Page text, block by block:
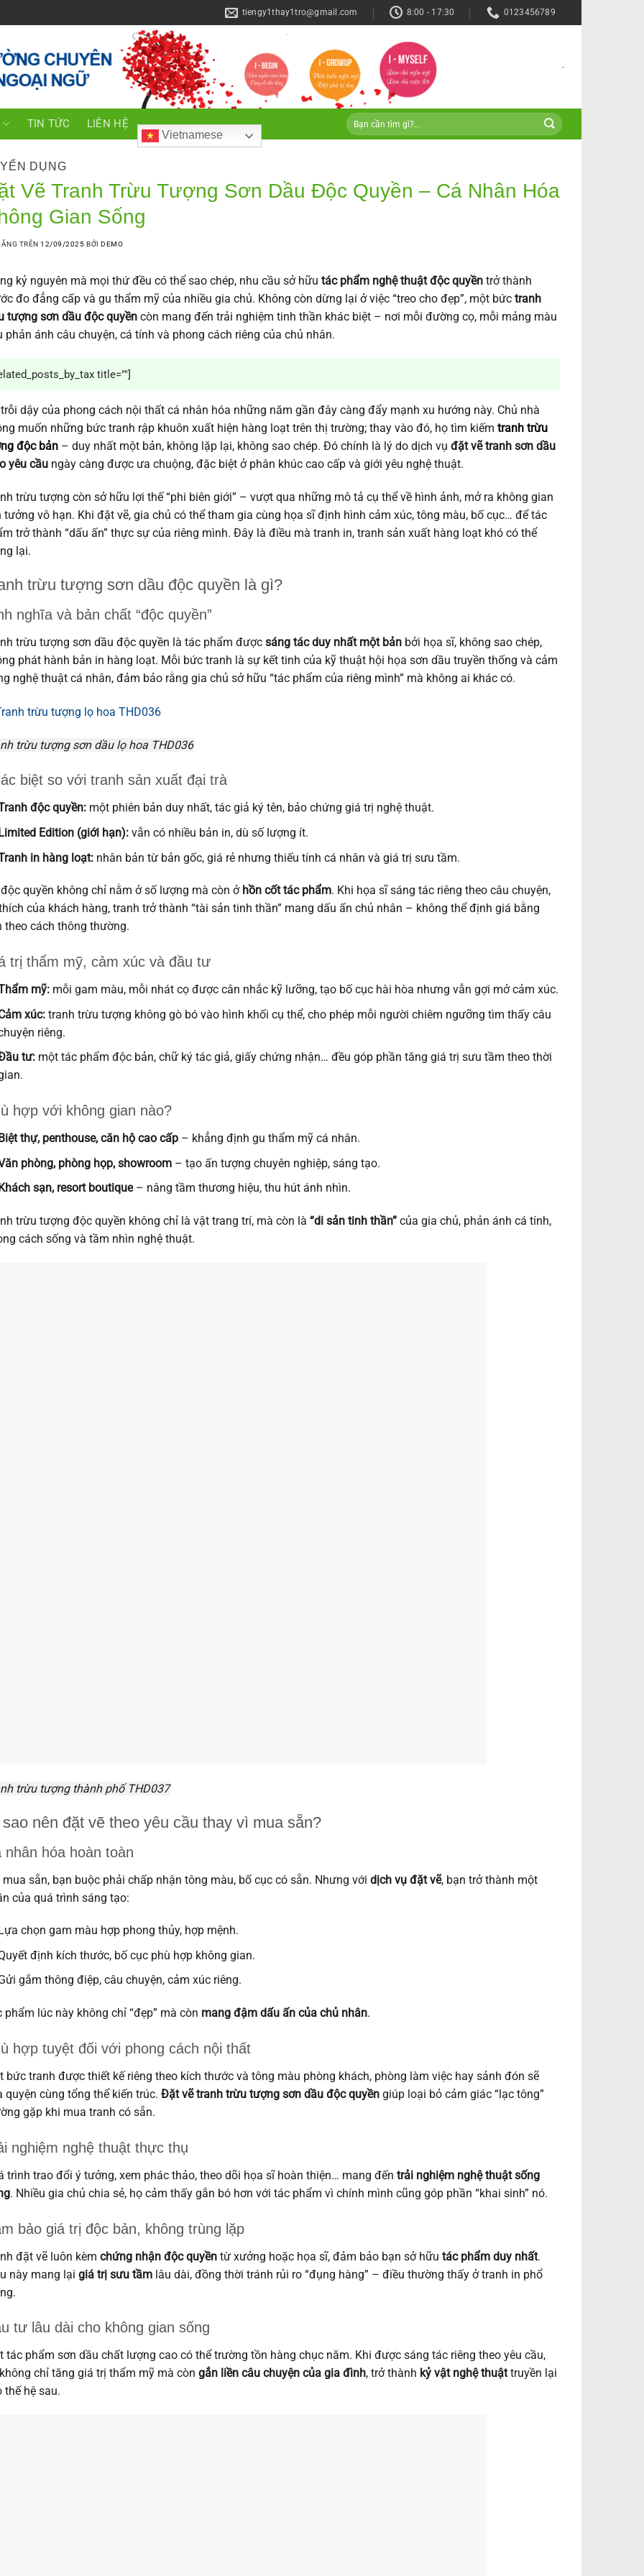
tiengy1thay1tro@gmail.com 8:00 - 17:30 0123456789
-
TIN TỨC LIÊN HỆ
Vietnamese
DỤNG
Vẽ Tranh Trừu Tượng Sơn Dầu Độc Quyền – Cá Nhân Hóa
Gian Sống
TRÊN12/09/2025 BỞIDEMO
kỷ nguyên mà mọi thứ đều có thể sao chép, nhu cầu sở hữu tác phẩm nghệ thuật độc quyềntrở thành
đo đẳng cấp và gu thẩm mỹ của nhiều gia chủ. Không còn dừng lại ở việc “treo cho đẹp”, một bức tranh
tượng sơn dầu độc quyềncòn mang đến trải nghiệm tinh thần khác biệt – nơi mỗi đường cọ, mỗi mảng màu
phản ánh câu chuyện, cá tính và phong cách riêng của chủ nhân.
title=""]
dậy của phong cách nội thất cá nhân hóa những năm gần đây càng đẩy mạnh xu hướng này. Chủ nhà
muốn những bức tranh rập khuôn xuất hiện hàng loạt trên thị trường; thay vào đó, họ tìm kiếm tranh trừu
độc bản – duy nhất một bản, không lặp lại, không sao chép. Đó chính là lý do dịch vụ đặt vẽ tranh sơn dầu
yêu cầungày càng được ưa chuộng, đặc biệt ở phân khúc cao cấp và giới yêu nghệ thuật.
trừu tượng còn sở hữu lợi thế “phi biên giới” – vượt qua những mô tả cụ thể về hình ảnh, mở ra không gian
tưởng vô hạn. Khi đặt vẽ, gia chủ có thể tham gia cùng họa sĩ định hình cảm xúc, tông màu, bố cục… để tác
trở thành “dấu ấn” thực sự của riêng mình. Đây là điều mà tranh in, tranh sản xuất hàng loạt khó có thể
lại.
trừu tượng sơn dầu độc quyền là gì?
nghĩa và bản chất “độc quyền”
trừu tượng sơn dầu độc quyền là tác phẩm được sáng tác duy nhất một bảnbởi họa sĩ, không sao chép,
phát hành bản in hàng loạt. Mỗi bức tranh là sự kết tinh của kỹ thuật hội họa sơn dầu truyền thống và cảm
nghệ thuật cá nhân, đảm bảo rằng gia chủ sở hữu “tác phẩm của riêng mình” mà không ai khác có.
trừu tượng sơn dầu lọ hoa THD036
biệt so với tranh sản xuất đại trà
độc quyền: một phiên bản duy nhất, tác giả ký tên, bảo chứng giá trị nghệ thuật.
Edition (giới hạn): vẫn có nhiều bản in, dù số lượng ít.
in hàng loạt: nhân bản từ bản gốc, giá rẻ nhưng thiếu tính cá nhân và giá trị sưu tầm.
quyền không chỉ nằm ở số lượng mà còn ở hồn cốt tác phẩm. Khi họa sĩ sáng tác riêng theo câu chuyện,
của khách hàng, tranh trở thành “tài sản tinh thần” mang dấu ấn chủ nhân – không thể định giá bằng
theo cách thông thường.
trị thẩm mỹ, cảm xúc và đầu tư
mỹ: mỗi gam màu, mỗi nhát cọ được cân nhắc kỹ lưỡng, tạo bố cục hài hòa nhưng vẫn gợi mở cảm xúc.
xúc: tranh trừu tượng không gò bó vào hình khối cụ thể, cho phép mỗi người chiêm ngưỡng tìm thấy câu
riêng.
tư: một tác phẩm độc bản, chữ ký tác giả, giấy chứng nhận… đều góp phần tăng giá trị sưu tầm theo thời
hợp với không gian nào?
thự, penthouse, căn hộ cao cấp – khẳng định gu thẩm mỹ cá nhân.
phòng, phòng họp, showroom – tạo ấn tượng chuyên nghiệp, sáng tạo.
Khách sạn, resort boutique – nâng tầm thương hiệu, thu hút ánh nhìn.
trừu tượng độc quyền không chỉ là vật trang trí, mà còn là “di sản tinh thần”của gia chủ, phản ánh cá tính,
cách sống và tầm nhìn nghệ thuật.
trừu tượng thành phố THD037
nên đặt vẽ theo yêu cầu thay vì mua sẵn?
nhân hóa hoàn toàn
mua sẵn, bạn buộc phải chấp nhận tông màu, bố cục có sẵn. Nhưng với dịch vụ đặt vẽ, bạn trở thành một
của quá trình sáng tạo:
Lựa chọn gam màu hợp phong thủy, hợp mệnh.
định kích thước, bố cục phù hợp không gian.
gắm thông điệp, câu chuyện, cảm xúc riêng.
phẩm lúc này không chỉ “đẹp” mà còn mang đậm dấu ấn của chủ nhân.
hợp tuyệt đối với phong cách nội thất
bức tranh được thiết kế riêng theo kích thước và tông màu phòng khách, phòng làm việc hay sảnh đón sẽ
quyện cùng tổng thể kiến trúc. Đặt vẽ tranh trừu tượng sơn dầu độc quyềngiúp loại bỏ cảm giác “lạc tông”
gặp khi mua tranh có sẵn.
nghiệm nghệ thuật thực thụ
trình trao đổi ý tưởng, xem phác thảo, theo dõi họa sĩ hoàn thiện… mang đến trải nghiệm nghệ thuật sống
. Nhiều gia chủ chia sẻ, họ cảm thấy gắn bó hơn với tác phẩm vì chính mình cũng góp phần “khai sinh” nó.
bảo giá trị độc bản, không trùng lặp
đặt vẽ luôn kèm chứng nhận độc quyềntừ xưởng hoặc họa sĩ, đảm bảo bạn sở hữu tác phẩm duy nhất.
này mang lại giá trị sưu tầmlâu dài, đồng thời tránh rủi ro “đụng hàng” – điều thường thấy ở tranh in phổ
tư lâu dài cho không gian sống
tác phẩm sơn dầu chất lượng cao có thể trường tồn hàng chục năm. Khi được sáng tác riêng theo yêu cầu,
chỉ tăng giá trị thẩm mỹ mà còn gắn liền câu chuyện của gia đình, trở thành kỷ vật nghệ thuậttruyền lại
thế hệ sau.